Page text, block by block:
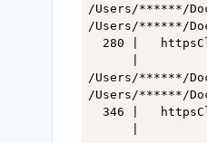
// int
// int
// int
// int
// int
// int
// int
// int
/Users/******/
/Users/******/
280 |
/Users/******/
/Users/******/
346 |